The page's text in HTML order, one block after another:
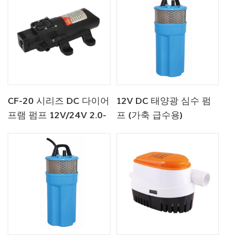
CF-20 시리즈 DC 다이어
프램 펌프 12V/24V 2.0-
12V DC 태양광 심수 펌
프 (가축 급수용)